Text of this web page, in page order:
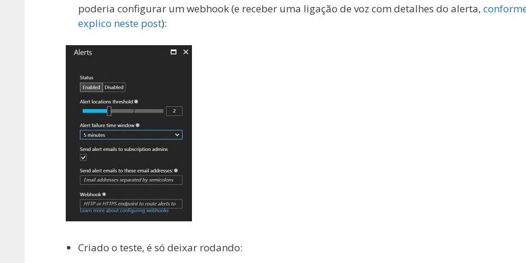
poderia configurar um webhook (e receber uma ligação de voz com detalhes do alerta,
explico neste post):
Criado o teste, é só deixar rodando: